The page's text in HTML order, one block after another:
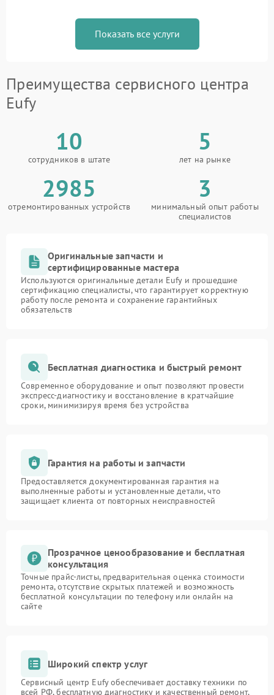
Показать все услуги
Преимущества сервисного центра
Eufy
10
сотрудников в штате
5
лет на рынке
2985
отремонтированных устройств
3
минимальный опыт работы
специалистов
Оригинальные запчасти и
сертифицированные мастера
Используются оригинальные детали Eufy и прошедшие
сертификацию специалисты, что гарантирует корректную
работу после ремонта и сохранение гарантийных
обязательств
Бесплатная диагностика и быстрый ремонт
Современное оборудование и опыт позволяют провести
экспресс-диагностику и восстановление в кратчайшие
сроки, минимизируя время без устройства
Гарантия на работы и запчасти
Предоставляется документированная гарантия на
выполненные работы и установленные детали, что
защищает клиента от повторных неисправностей
Прозрачное ценообразование и бесплатная
консультация
Точные прайс-листы, предварительная оценка стоимости
ремонта, отсутствие скрытых платежей и возможность
бесплатной консультации по телефону или онлайн на
сайте
Широкий спектр услуг
Сервисный центр Eufy обеспечивает доставку техники по
всей РФ, бесплатную диагностику и качественный ремонт,